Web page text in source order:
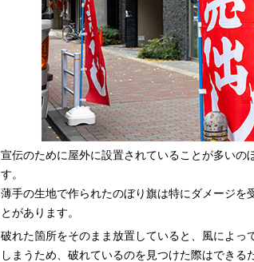
宣伝のために屋外に設置されていることが多いの
す。
薄手の生地で作られたのぼり旗は特にダメージを
とがあります。
破れた箇所をそのまま放置していると、風によ
しまうため、破れているのを見つけた際はできる